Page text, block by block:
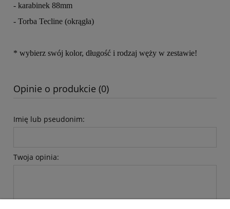
- karabinek 88mm
- Torba Tecline (okrągła)
* wybierz swój kolor, długość i rodzaj węży w zestawie!
Opinie o produkcie (0)
Imię lub pseudonim:
Twoja opinia: